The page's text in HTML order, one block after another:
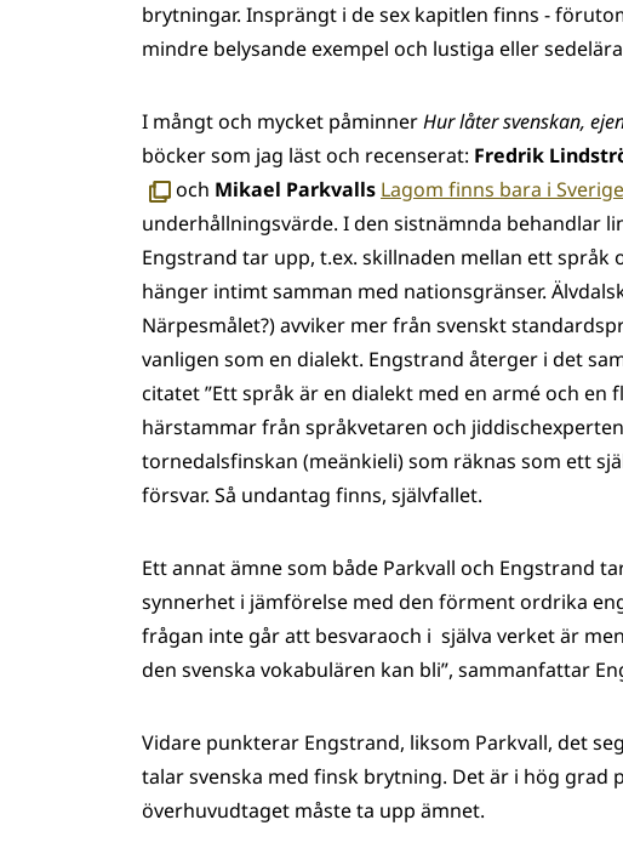
brytningar. Insprängt i de sex kapitlen finns -
mindre belysande exempel och lustiga eller
I mångt och mycket påminnerHur låter svenskan,
böcker som jag läst och recenserat: Fredrik
och Mikael Parkvalls Lagom finns bara i
underhållningsvärde. I den sistnämnda behandlar
Engstrand tar upp, t.ex. skillnaden mellan ett
hänger intimt samman med nationsgränser.
Närpesmålet?) avviker mer från svenskt
vanligen som en dialekt. Engstrand återger i det
citatet ”Ett språk är en dialekt med en armé och en
härstammar från språkvetaren och
tornedalsfinskan (meänkieli) som räknas som ett
försvar. Så undantag finns, självfallet.
Ett annat ämne som både Parkvall och Engstrand
synnerhet i jämförelse med den förment ordrika
frågan inte går att besvaraoch i själva verket är
den svenska vokabulären kan bli”, sammanfattar
Vidare punkterar Engstrand, liksom Parkvall, det
talar svenska med finsk brytning. Det är i hög grad
överhuvudtaget måste ta upp ämnet.